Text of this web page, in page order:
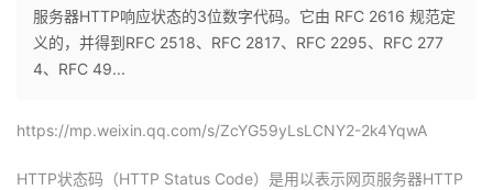
个
服务器HTTP响应状态的3位数字代码。它由 RFC 2616 规范定
义的，并得到RFC 2518、RFC 2817、RFC 2295、RFC 277
4、RFC 49...
https://mp.weixin.qq.com/s/ZcYG59yLsLCNY2-2k4YqwA
HTTP状态码（HTTP Status Code）是用以表示网页服务器HTTP